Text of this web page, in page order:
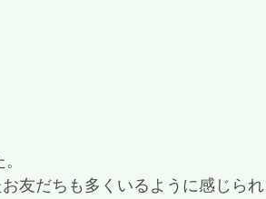
友だちも多くいるように感じら